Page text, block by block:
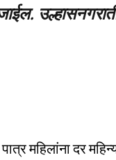
महिलांना दर